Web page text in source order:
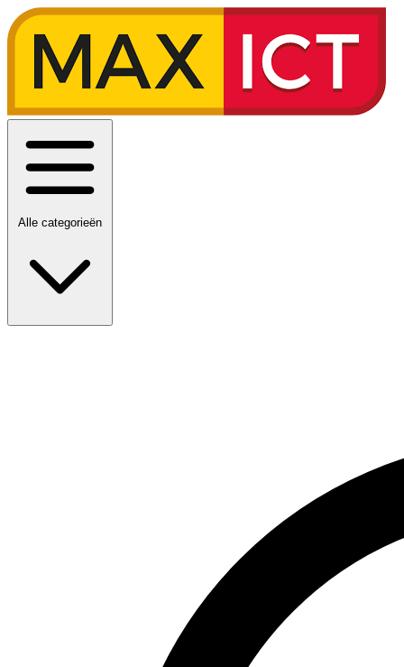
Alle categorieën